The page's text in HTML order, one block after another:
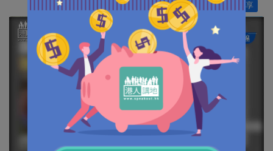
分享
讚好 135